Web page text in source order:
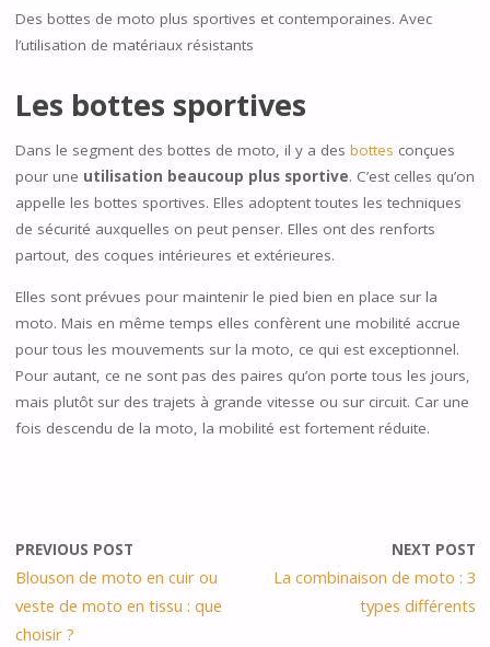
Des bottes de moto plus sportives et contemporaines. Avec
l’utilisation de matériaux résistants
Les bottes sportives
Dans le segment des bottes de moto, il y a des bottes conçues
pour une utilisation beaucoup plus sportive. C’est celles qu’on
appelle les bottes sportives. Elles adoptent toutes les techniques
de sécurité auxquelles on peut penser. Elles ont des renforts
partout, des coques intérieures et extérieures.
Elles sont prévues pour maintenir le pied bien en place sur la
moto. Mais en même temps elles confèrent une mobilité accrue
pour tous les mouvements sur la moto, ce qui est exceptionnel.
Pour autant, ce ne sont pas des paires qu’on porte tous les jours,
mais plutôt sur des trajets à grande vitesse ou sur circuit. Car une
fois descendu de la moto, la mobilité est fortement réduite.
PREVIOUS POST
Blouson de moto en cuir ou
veste de moto en tissu : que
choisir ?
NEXT POST
La combinaison de moto : 3
types différents